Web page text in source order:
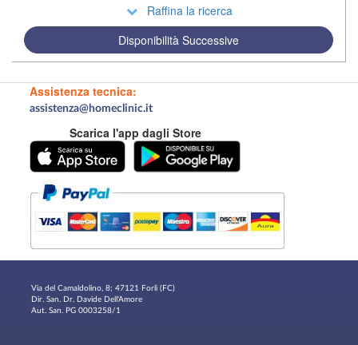
Raffina la ricerca
Disponibilità Successive
Assistenza tecnica:
assistenza@homeclinic.it
Scarica l'app dagli Store
Via del Camaldolino, 8; 47121 Forlì (FC)
Dir. San. Dr. Davide Dell'Amore
Aut. San. PG 0003258/1